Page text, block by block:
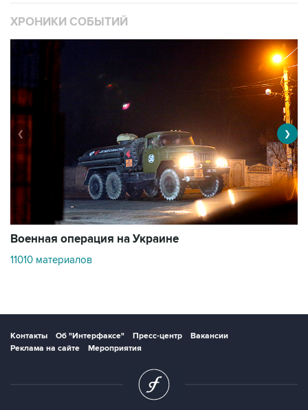
ХРОНИКИ СОБЫТИЙ
Военная операция на Украине
11010 материалов
❮ ❯
Контакты Об "Интерфаксе" Пресс-центр
Вакансии
Реклама на сайте
Мероприятия